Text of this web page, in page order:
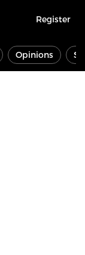
Register
Opinions